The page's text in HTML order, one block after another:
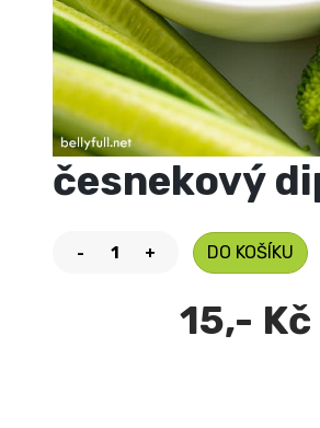
česnekový
- + DO KOŠÍKU
15,- Kč